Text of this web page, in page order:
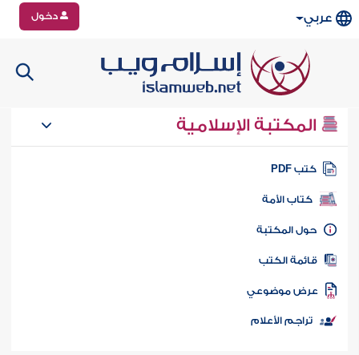
عربي دخول
المكتبة الإسلامية
كتب PDF
كتاب الأمة
المكتبة
الكتب
موضوعي